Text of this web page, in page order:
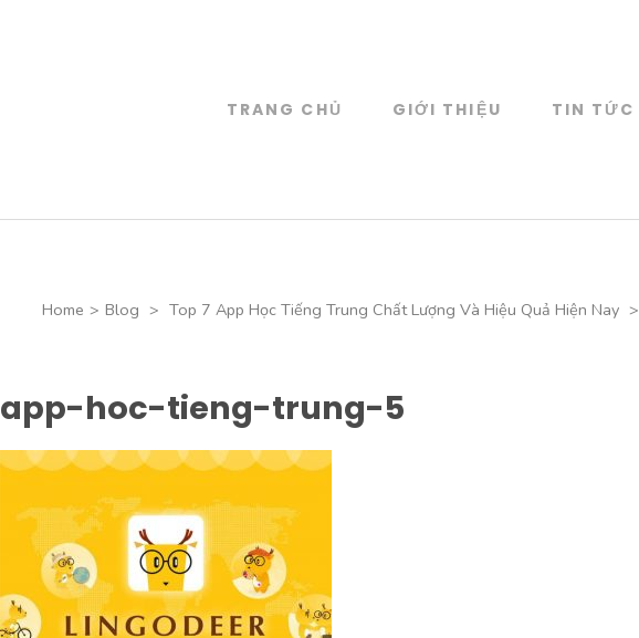
TRANG CHỦ GIỚI THIỆU TIN TỨC
Home > Blog > Top 7 App Học Tiếng Trung Chất Lượng Và Hiệu Quả Hiện Nay >
app-hoc-tieng-trung-5